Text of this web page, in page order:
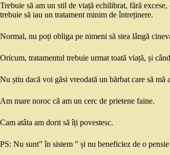
Trebuie să am un stil de viață echilibrat, fără
trebuie să iau un tratament minim de întreținere.
Normal, nu poți obliga pe nimeni să stea lângă
Oricum, tratamentul trebuie urmat toată viață, și
Nu știu dacă voi găsi vreodată un bărbat care să mă
Am mare noroc că am un cerc de prietene faine.
Cam atâta am dorit să îți povestesc.
PS: Nu sunt” în sistem ” și nu beneficiez de o